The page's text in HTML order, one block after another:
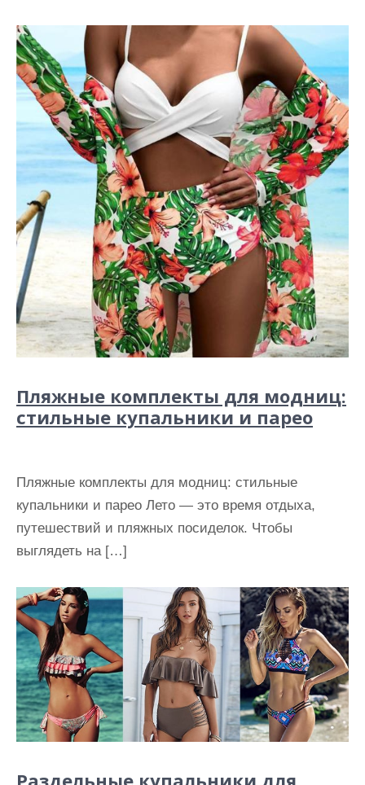
Пляжные комплекты для модниц:
стильные купальники и парео
Пляжные комплекты для модниц: стильные
купальники и парео Лето — это время отдыха,
путешествий и пляжных посиделок. Чтобы
выглядеть на […]